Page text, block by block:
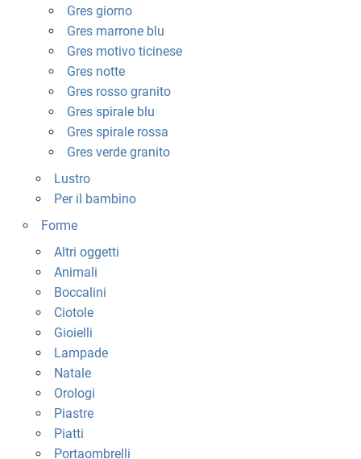
Gres giorno
Gres marrone blu
Gres motivo ticinese
Gres notte
Gres rosso granito
Gres spirale blu
Gres spirale rossa
Gres verde granito
Lustro
Per il bambino
Forme
Altri oggetti
Animali
Boccalini
Ciotole
Gioielli
Lampade
Natale
Orologi
Piastre
Piatti
Portaombrelli